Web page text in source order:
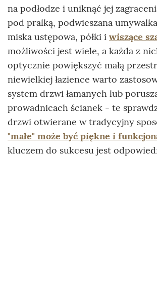
na podłodze i uniknąć jej
pod pralką, podwieszana
miska ustępowa, półki i wiszące
możliwości jest wiele, a każda z
optycznie powiększyć małą
niewielkiej łazience warto
system drzwi łamanych lub
prowadnicach ścianek - te
drzwi otwierane w tradycyjny
"małe" może być piękne i
kluczem do sukcesu jest